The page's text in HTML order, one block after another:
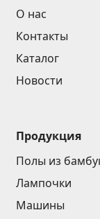
Люки-из
Профили
Ленты и винты
Подъёмная
Машины
Инструменты
О нас
Контакты
Каталог
Новости
Продукция
Полы из
Лампочки
Машины